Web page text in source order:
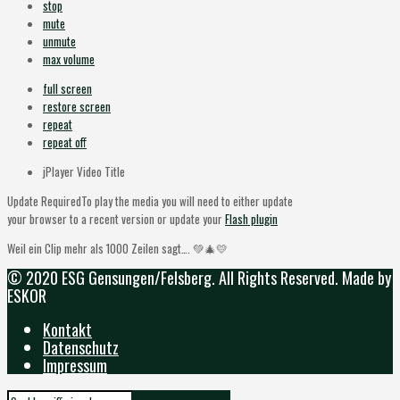
stop
mute
unmute
max volume
full screen
restore screen
repeat
repeat off
jPlayer Video Title
Update RequiredTo play the media you will need to either update
your browser to a recent version or update yourFlash plugin
Weil ein Clip mehr als 1000 Zeilen sagt…. 💚🎄💛
© 2020 ESG Gensungen/Felsberg. All Rights Reserved. Made by
ESKOR
Kontakt
Datenschutz
Impressum